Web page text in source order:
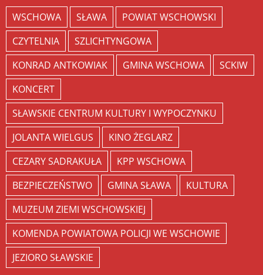
WSCHOWA SŁAWA
POWIAT WSCHOWSKI
CZYTELNIA
SZLICHTYNGOWA
KONRAD ANTKOWIAK
GMINA WSCHOWA
SCKIW
KONCERT
SŁAWSKIE CENTRUM KULTURY I WYPOCZYNKU
JOLANTA WIELGUS
KINO ŻEGLARZ
CEZARY SADRAKUŁA
KPP WSCHOWA
BEZPIECZEŃSTWO
GMINA SŁAWA
KULTURA
MUZEUM ZIEMI WSCHOWSKIEJ
KOMENDA POWIATOWA POLICJI WE WSCHOWIE
JEZIORO SŁAWSKIE